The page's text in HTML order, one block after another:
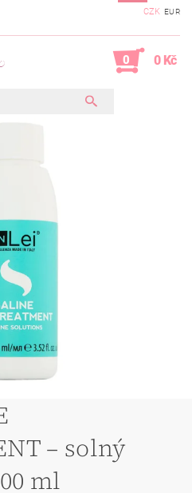
CZK EUR
0 0 Kč
– solný
ml